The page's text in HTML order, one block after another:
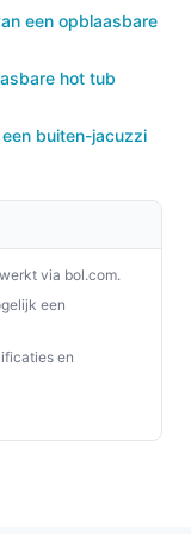
stabiel
te
geschikte mat
het correct
van het
wanneer de
te
volgt (zie
een opblaasbare
hot tub
buiten-jacuzzi
via bol.com.
een
en